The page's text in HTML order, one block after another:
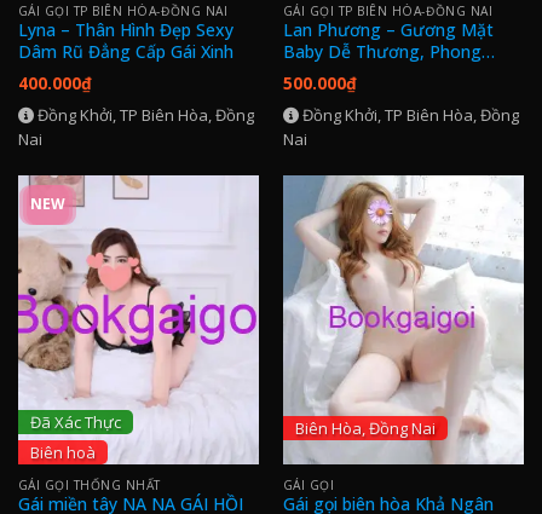
GÁI GỌI TP BIÊN HÒA-ĐỒNG NAI
Lyna – Thân Hình Đẹp Sexy
Dâm Rũ Đẳng Cấp Gái Xinh
400.000₫
Đồng Khởi, TP Biên Hòa, Đồng
Nai
GÁI GỌI TP BIÊN HÒA-ĐỒNG NAI
Lan Phương – Gương Mặt
Baby Dễ Thương, Phong
Cách Quyến Rũ Và Vẻ Đẹp
Cuốn Hút
500.000₫
Đồng Khởi, TP Biên Hòa, Đồng
Nai
NEW
Đã Xác Thực
Biên hoà
GÁI GỌI THỐNG NHẤT
Gái miền tây NA NA GÁI HỒI
Biên Hòa, Đồng Nai
GÁI GỌI
Gái gọi biên hòa Khả Ngân